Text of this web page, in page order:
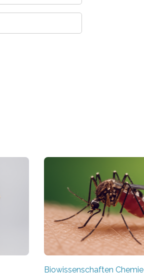
Biowissenschaften Chemie